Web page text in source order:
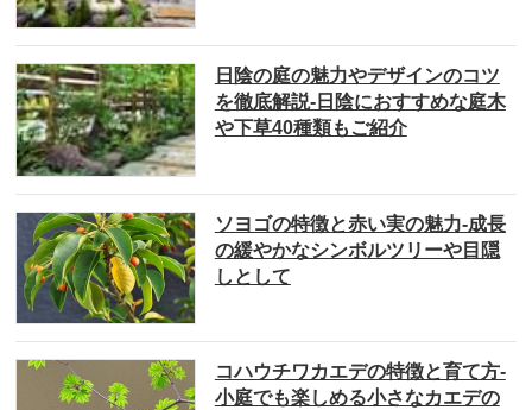
日陰の庭の魅力やデザインのコツ
を徹底解説-日陰におすすめな庭木
や下草40種類もご紹介
ソヨゴの特徴と赤い実の魅力-成長
の緩やかなシンボルツリーや目隠
しとして
コハウチワカエデの特徴と育て方-
小庭でも楽しめる小さなカエデの